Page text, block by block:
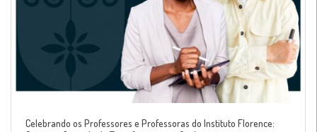
Celebrando os Professores e Professoras do Instituto Florence: